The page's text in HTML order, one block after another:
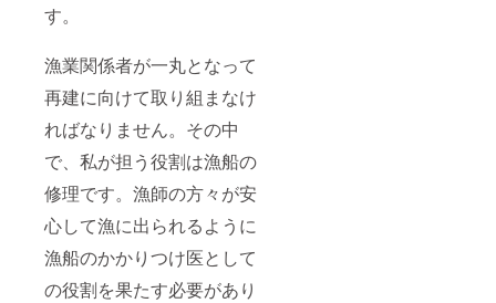
す。
漁業関係者が一丸となって
再建に向けて取り組まなけ
ればなりません。その中
で、私が担う役割は漁船の
修理です。漁師の方々が安
心して漁に出られるように
漁船のかかりつけ医として
の役割を果たす必要があり